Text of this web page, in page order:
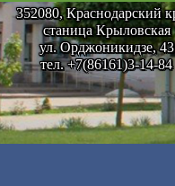
352080, Краснодарский
станица Крыловская
ул. Орджоникидзе, 43
тел. +7(86161)3-14-84